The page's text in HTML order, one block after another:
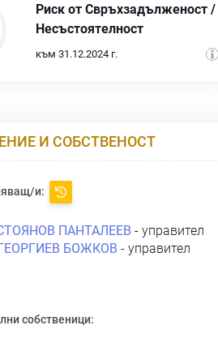
Риск от Свръхзадълженост /
Несъстоятелност
към 31.12.2024 г.
И СОБСТВЕНОСТ
и:
ПАНТАЛЕЕВ - управител
БОЖКОВ - управител
собственици: